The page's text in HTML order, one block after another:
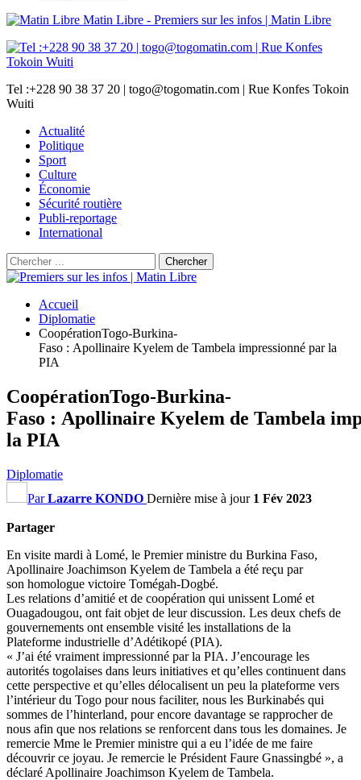
Matin Libre - Premiers sur les infos | Matin Libre
Tel :+228 90 38 37 20 | togo@togomatin.com | Rue Konfes Tokoin
Wuiti
Actualité
Politique
Sport
Culture
Économie
Sécurité routière
Publi-reportage
International
Accueil
Diplomatie
CoopérationTogo-Burkina-
Faso : Apollinaire Kyelem de Tambela impressionné par la
PIA
CoopérationTogo-Burkina-
Faso : Apollinaire Kyelem de Tambela
la PIA
Diplomatie
ParLazarre KONDO Dernière mise à jour 1 Fév 2023
Partager
En visite mardi à Lomé, le Premier ministre du Burkina Faso,
Apollinaire Joachimson Kyelem de Tambela a été reçu par
son homologue victoire Tomégah-Dogbé.
Les relations d’amitié et de coopération qui unissent Lomé et
Ouagadougou, ont fait objet de leur discussion. Les deux chefs de
gouvernements ont ensemble visité les installations de la
Plateforme industrielle d’Adétikopé (PIA).
« J’ai été vraiment impressionné par la PIA. J’encourage les
autorités togolaises dans leurs initiatives et qu’elles continuent dans
cette perspective et qu’elles délocalisent un peu la plateforme vers
l’intérieur du Togo pour nous faciliter, nous les Burkinabés qui
sommes de l’hinterland, pour encore davantage se rapprocher de
nous afin que nos relations se renforcent dans tous les domaines. Je
remercie Mme le Premier ministre qui a eu l’idée de me faire
découvrir ce joyau. Je remercie le Président Faure Gnassingbé », a
déclaré Apollinaire Joachimson Kyelem de Tambela.